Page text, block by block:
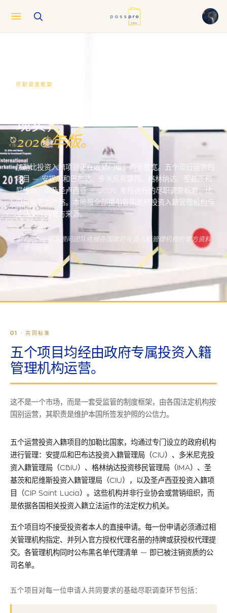
尽职调查框架
现实，
2026 年版。
加勒比投资入籍项目正在收紧门槛，而非放宽。五个现行运营的
项目 — 安提瓜和巴布达、多米尼克联邦、格林纳达、圣基茨和
尼维斯，以及圣卢西亚 — 2026 年所执行的尽职调查标准，比
三年前更为严格。本简报全部援引各国政府投资入籍管理机构与
立法文件的官方来源。
由 PassPro 资深顾问团队依据各国政府投资入籍管理机构的官方资料
整理与核验。
01 · 共同标准
五个项目均经由政府专属投资入籍
管理机构运营。
这不是一个市场，而是一套受监管的制度框架，由各国法定机构按
国别运营，其职责是维护本国所签发护照的公信力。
五个运营投资入籍项目的加勒比国家，均通过专门设立的政府机构
进行管理：安提瓜和巴布达投资入籍管理局（CIU）、多米尼克投
资入籍管理局（CBIU）、格林纳达投资移民管理局（IMA）、圣
基茨和尼维斯投资入籍管理局（CIU），以及圣卢西亚投资入籍项
目（CIP Saint Lucia）。这些机构并非行业协会或营销组织，而
是依据各国相关投资入籍立法运作的法定权力机关。
五个项目均不接受投资者本人的直接申请。每一份申请必须通过相
关管理机构指定、并列入官方授权代理名册的持牌或获授权代理提
交。各管理机构同时公布黑名单代理清单 — 即已被注销资质的公
司名单。
五个项目对每一位申请人共同要求的基础尽职调查环节包括：